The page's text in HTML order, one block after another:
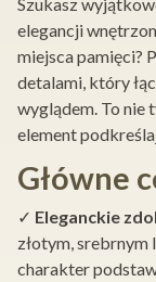
elegancji
miejsca pamięci?
detalami, który
wyglądem. To nie
element
Główne
✓ Eleganckie
złotym,
charakter